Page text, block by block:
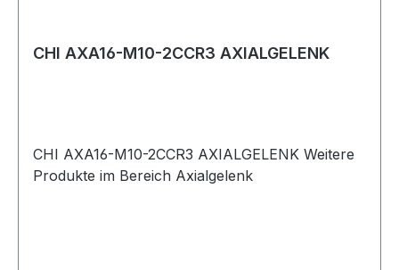
CHI AXA16-M10-2CCR3 AXIALGELENK
CHI AXA16-M10-2CCR3 AXIALGELENK Weitere
Produkte im Bereich Axialgelenk